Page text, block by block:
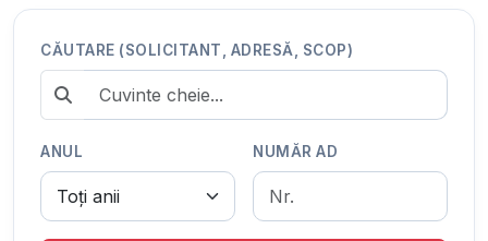
CĂUTARE (SOLICITANT, ADRESĂ, SCOP)
ANUL NUMĂR AD